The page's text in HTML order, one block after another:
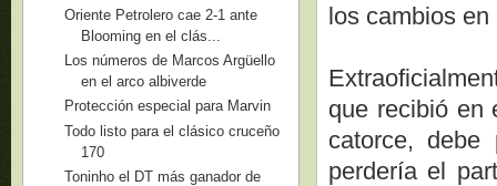
los cambios
que recibió en
catorce,
perdería el
Oriente Petrolero cae 2-1 ante
Blooming en el clás...
Los números de Marcos Argüello
en el arco albiverde
Protección especial para Marvin
Todo listo para el clásico cruceño
170
Toninho el DT más ganador de